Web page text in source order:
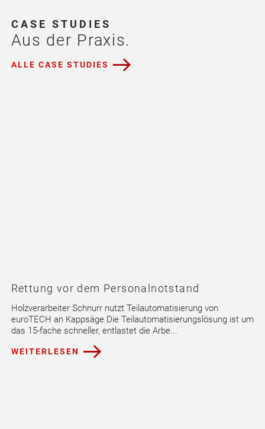
CASE STUDIES
Aus der Praxis.
ALLE CASE STUDIES
Rettung vor dem Personalnotstand
Holzverarbeiter Schnurr nutzt Teilautomatisierung von
euroTECH an Kappsäge Die Teilautomatisierungslösung ist um
das 15-fache schneller, entlastet die Arbe...
WEITERLESEN